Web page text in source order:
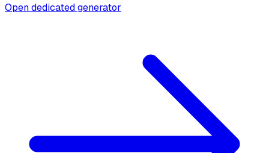
Open dedicated generator